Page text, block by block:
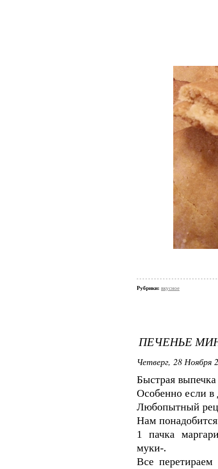
Рубрики: вкусное
ПЕЧЕНЬЕ
Четверг, 28 Ноября
Быстрая выпечка
Особенно если в
Любопытный
Нам
1 пачка
муки-.
Все